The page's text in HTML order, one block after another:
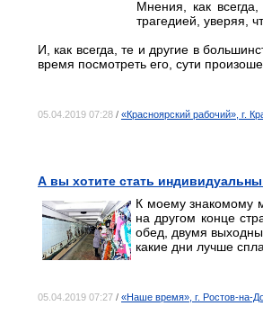
Мнения, как
трагедией, уверяя,
И, как всегда, те и другие в
время посмотреть его, сути
05.04.2019 07:28 / «Красноярский рабочий», г.
А вы хотите стать
К моему знакомому
на другом конце
обед, двумя
какие дни лучше
05.04.2019 07:27 / «Наше время», г. Ростов-на-